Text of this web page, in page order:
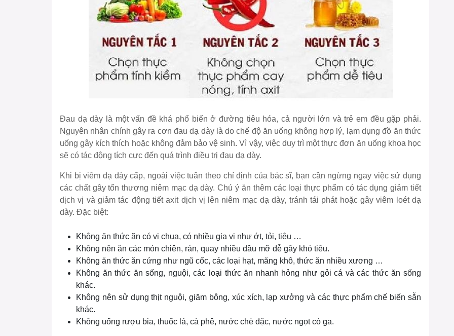
Đau dạ dày là một vấn đề khá phổ biến ở đường tiêu hóa, cả người lớn và trẻ em đều gặp phải.
Nguyên nhân chính gây ra cơn đau dạ dày là do chế độ ăn uống không hợp lý, lạm dụng đồ ăn thức
uống gây kích thích hoặc không đảm bảo vệ sinh. Vì vậy, việc duy trì một thực đơn ăn uống khoa học
sẽ có tác động tích cực đến quá trình điều trị đau dạ dày.
Khi bị viêm dạ dày cấp, ngoài việc tuân theo chỉ định của bác sĩ, bạn cần ngừng ngay việc sử dụng
các chất gây tổn thương niêm mạc dạ dày. Chú ý ăn thêm các loại thực phẩm có tác dụng giảm tiết
dịch vị và giảm tác động tiết axit dịch vị lên niêm mạc dạ dày, tránh tái phát hoặc gây viêm loét dạ
dày. Đặc biệt:
Không ăn thức ăn có vị chua, có nhiều gia vị như ớt, tỏi, tiêu …
Không nên ăn các món chiên, rán, quay nhiều dầu mỡ dễ gây khó tiêu.
Không ăn thức ăn cứng như ngũ cốc, các loại hạt, măng khô, thức ăn nhiều xương …
Không ăn thức ăn sống, nguội, các loại thức ăn nhanh hỏng như gỏi cá và các thức ăn sống
khác.
Không nên sử dụng thịt nguội, giăm bông, xúc xích, lạp xưởng và các thực phẩm chế biến sẵn
khác.
Không uống rượu bia, thuốc lá, cà phê, nước chè đặc, nước ngọt có ga.